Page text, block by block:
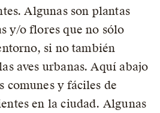
Algunas son plantas
y/o flores que no sólo
si no también
aves urbanas. Aquí abajo
comunes y fáciles de
en la ciudad. Algunas